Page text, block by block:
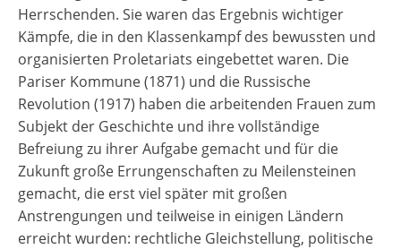
Herrschenden. Sie waren das Ergebnis wichtiger
Kämpfe, die in den Klassenkampf des bewussten und
organisierten Proletariats eingebettet waren. Die
Pariser Kommune (1871) und die Russische
Revolution (1917) haben die arbeitenden Frauen zum
Subjekt der Geschichte und ihre vollständige
Befreiung zu ihrer Aufgabe gemacht und für die
Zukunft große Errungenschaften zu Meilensteinen
gemacht, die erst viel später mit großen
Anstrengungen und teilweise in einigen Ländern
erreicht wurden: rechtliche Gleichstellung, politische